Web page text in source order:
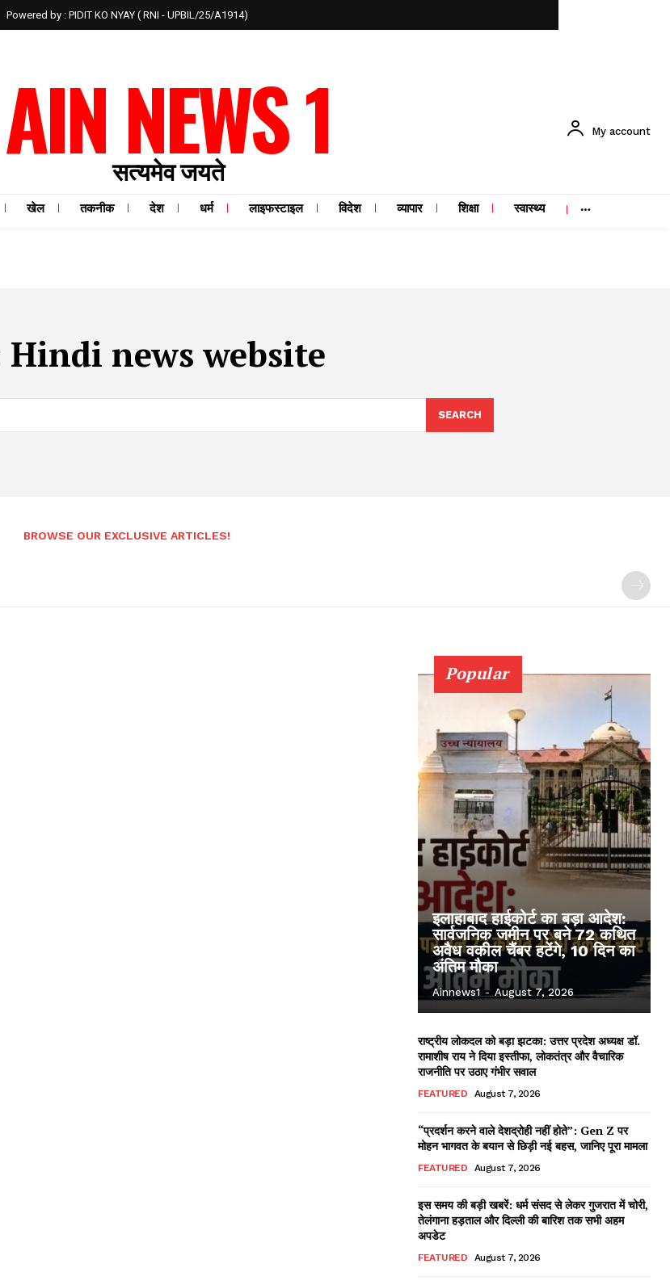
Powered by : PIDIT KO NYAY ( RNI - UPBIL/25/A1914)
AIN NEWS 1
सत्यमेव जयते
My account
खेल तकनीक देश धर्म लाइफस्टाइल विदेश व्यापार शिक्षा स्वास्थ्य
Hindi news website
SEARCH
BROWSE OUR EXCLUSIVE ARTICLES!
Popular
इलाहाबाद हाईकोर्ट का बड़ा आदेश:
सार्वजनिक जमीन पर बने 72 कथित
अवैध वकील चैंबर हटेंगे, 10 दिन का
अंतिम मौका
Ainnews1 - August 7, 2026
राष्ट्रीय लोकदल को बड़ा झटका: उत्तर प्रदेश अध्यक्ष डॉ.
रामाशीष राय ने दिया इस्तीफा, लोकतंत्र और वैचारिक
राजनीति पर उठाए गंभीर सवाल
FEATURED August 7, 2026
“प्रदर्शन करने वाले देशद्रोही नहीं होते”: Gen Z पर
मोहन भागवत के बयान से छिड़ी नई बहस, जानिए पूरा मामला
FEATURED August 7, 2026
इस समय की बड़ी खबरें: धर्म संसद से लेकर गुजरात में चोरी,
तेलंगाना हड़ताल और दिल्ली की बारिश तक सभी अहम
अपडेट
FEATURED August 7, 2026